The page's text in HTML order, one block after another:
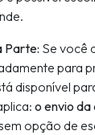
Parte: Se você
para
disponível
o envio
opção de